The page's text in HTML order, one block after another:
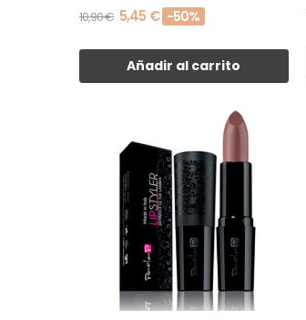
10,90 € 5,45 € -50%
Añadir al carrito